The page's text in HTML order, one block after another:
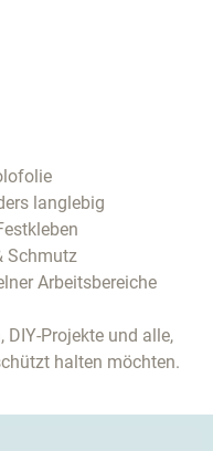
langlebig
Schmutz
Arbeitsbereiche
Projekte und alle,
halten möchten.